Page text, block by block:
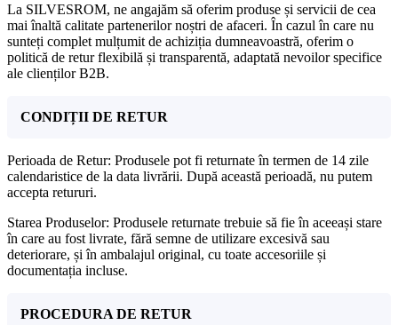
La SILVESROM, ne angajăm să oferim produse și servicii de cea
mai înaltă calitate partenerilor noștri de afaceri. În cazul în care nu
sunteți complet mulțumit de achiziția dumneavoastră, oferim o
politică de retur flexibilă și transparentă, adaptată nevoilor specifice
ale clienților B2B.
CONDIȚII DE RETUR
Perioada de Retur: Produsele pot fi returnate în termen de 14 zile
calendaristice de la data livrării. După această perioadă, nu putem
accepta retururi.
Starea Produselor: Produsele returnate trebuie să fie în aceeași stare
în care au fost livrate, fără semne de utilizare excesivă sau
deteriorare, și în ambalajul original, cu toate accesoriile și
documentația incluse.
PROCEDURA DE RETUR